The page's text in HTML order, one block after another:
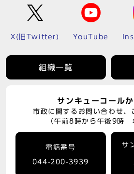
X(旧Twitter) YouTube
組織一覧
サンキューコール
市政に関するお問い合わせ、
（午前8時から午後9時
電話番号
044-200-3939
サ